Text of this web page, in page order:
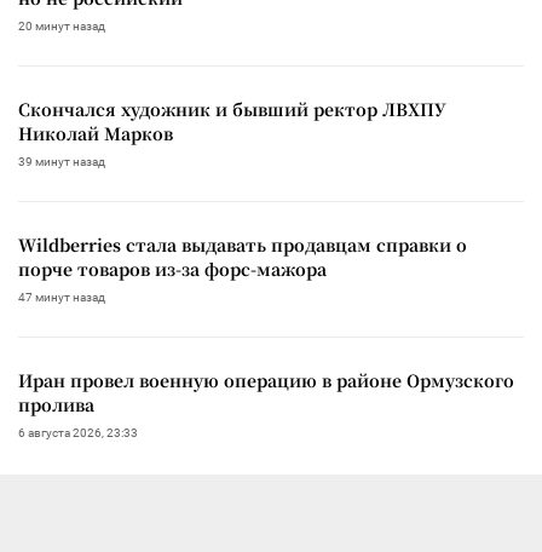
20 минут назад
Скончался художник и бывший ректор ЛВХПУ
Николай Марков
39 минут назад
Wildberries стала выдавать продавцам справки о
порче товаров из-за форс-мажора
47 минут назад
Иран провел военную операцию в районе Ормузского
пролива
6 августа 2026, 23:33